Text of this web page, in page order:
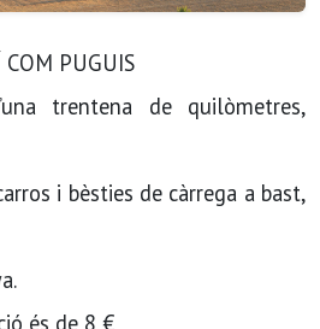
PUGUIS
trentena de quilòmetres,
i bèsties de càrrega a bast,
és de 8 €